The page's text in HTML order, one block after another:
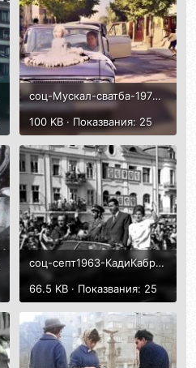
соц-Мускал-сватба-1972.jpg
100 KB · Показвания: 25
соц-септ1963-КадиКабрио1948-В.Терешкова и ВлБиковски-Плевен-1.jpg
66.5 KB · Показвания: 25